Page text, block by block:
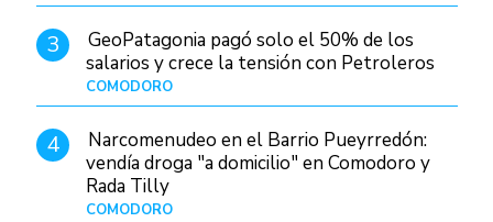
3
GeoPatagonia pagó solo el 50% de los
salarios y crece la tensión con Petroleros
COMODORO
4
Narcomenudeo en el Barrio Pueyrredón:
vendía droga "a domicilio" en Comodoro y
Rada Tilly
COMODORO